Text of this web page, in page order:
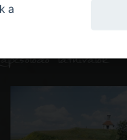
látnivalók
a